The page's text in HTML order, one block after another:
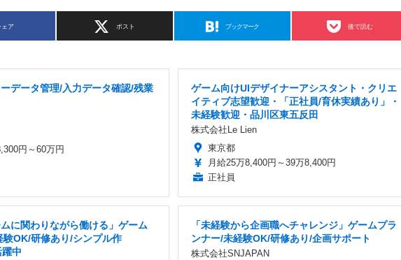
ェア ポスト ブックマーク 後で読む
データ管理/入力データ確認/残業
円～60万円
ゲーム向けUIデザイナーアシスタント・クリエ
イティブ志望歓迎・「正社員/育休実績あり」・
未経験歓迎・品川区東五反田
株式会社Le Lien
東京都
月給25万8,400円～39万8,400円
正社員
ムに関わりながら働ける」ゲーム
験OK/研修あり/シンプル作
中
「未経験から企画職へチャレンジ」ゲームプラ
ンナー/未経験OK/研修あり/企画サポート
株式会社SNJAPAN